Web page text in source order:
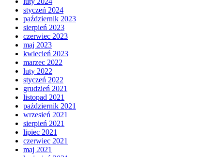
styczeń 2024
październik 2023
sierpień 2023
czerwiec 2023
maj 2023
kwiecień 2023
marzec 2022
luty 2022
styczeń 2022
grudzień 2021
listopad 2021
październik 2021
wrzesień 2021
sierpień 2021
lipiec 2021
czerwiec 2021
maj 2021